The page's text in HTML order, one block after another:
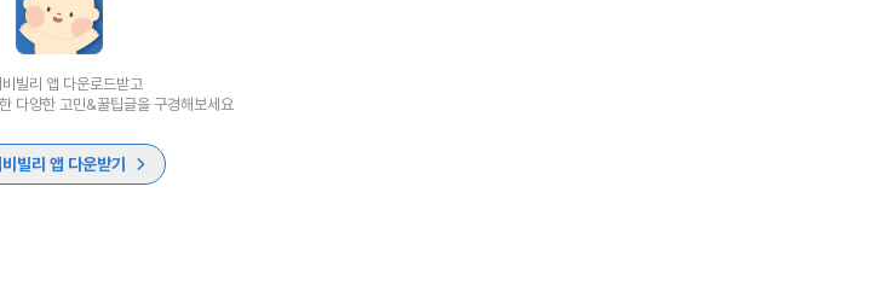
비빌리 앱 다운로드받고
다양한 고민&꿀팁글을 구경해보세요
빌리 앱 다운받기